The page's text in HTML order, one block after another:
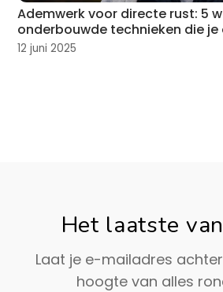
Ademwerk voor directe rust: 5
onderbouwde technieken die
12 juni 2025
Het laatste
Laat je e-mailadres
hoogte van alles